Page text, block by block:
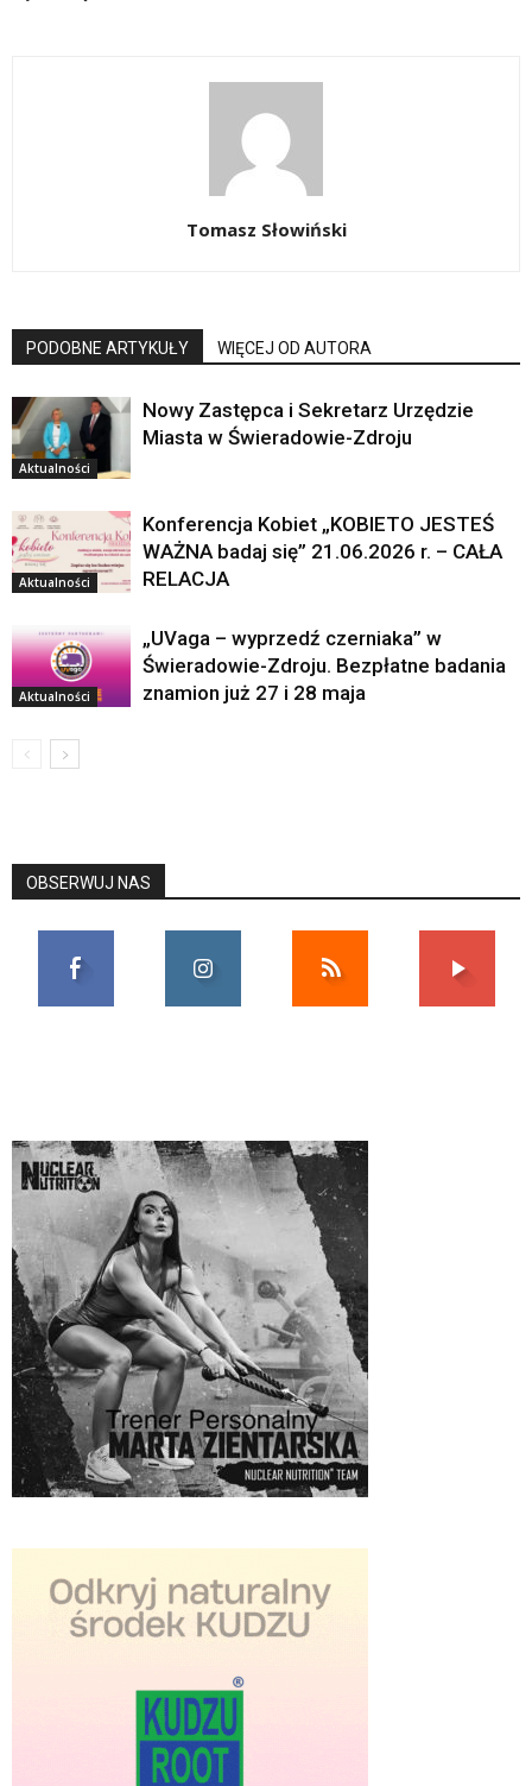
Tomasz Słowiński
PODOBNE ARTYKUŁY WIĘCEJ OD AUTORA
Aktualności
Nowy Zastępca i Sekretarz Urzędzie
Miasta w Świeradowie-Zdroju
Aktualności
Konferencja Kobiet „KOBIETO JESTEŚ
WAŻNA badaj się” 21.06.2026 r. – CAŁA
RELACJA
Aktualności
„UVaga – wyprzedź czerniaka” w
Świeradowie-Zdroju. Bezpłatne badania
znamion już 27 i 28 maja
OBSERWUJ NAS